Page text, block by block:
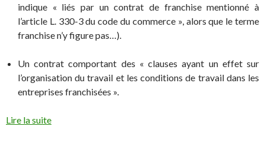
indique « liés par un contrat de franchise mentionné à
l’article L. 330-3 du code du commerce », alors que le terme
franchise n’y figure pas…).
Un contrat comportant des « clauses ayant un effet sur
l’organisation du travail et les conditions de travail dans les
entreprises franchisées ».
Lire la suite